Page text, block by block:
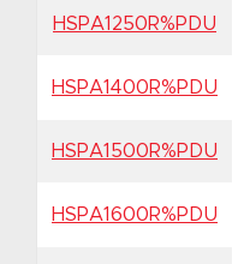
HSPA1250R%PDU
HSPA1400R%PDU
HSPA1500R%PDU
HSPA1600R%PDU